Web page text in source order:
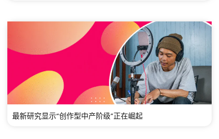
最新研究显示“创作型中产阶级”正在崛起